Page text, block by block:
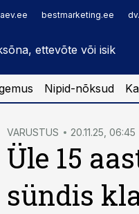
bestmarketing.ee
Nipid-nõksud
VARUSTUS 20.11.25, 06:45
Üle 15
sündis